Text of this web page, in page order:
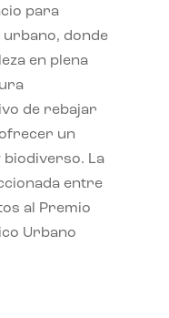
para
donde
en plena
de rebajar
un
biodiverso. La
entre
al Premio
Urbano